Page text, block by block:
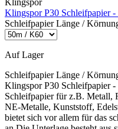
Klingspor
Klingspor P30 Schleifpapier -
Schleifpapier Länge /
Auf Lager
Schleifpapier Länge /
Klingspor P30 Schleifpapier
Schleifpapier für z.B. Metall,
NE-Metalle, Kunststoff,
bietet sich vor allem für das